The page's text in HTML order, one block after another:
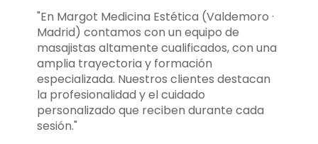
"En Margot Medicina Estética (Valdemoro ·
Madrid) contamos con un equipo de
masajistas altamente cualificados, con una
amplia trayectoria y formación
especializada. Nuestros clientes destacan
la profesionalidad y el cuidado
personalizado que reciben durante cada
sesión."